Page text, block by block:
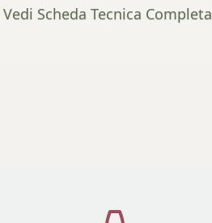
Vedi Scheda Tecnica Completa